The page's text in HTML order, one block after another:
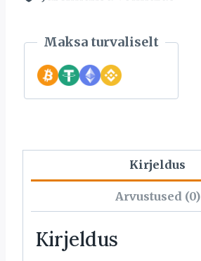
Maksa turvaliselt
Kirjeldus
Arvustused (0)
Kirjeldus